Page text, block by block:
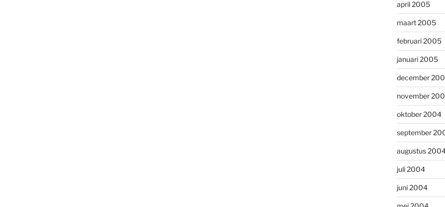
april 2005
maart 2005
februari 2005
januari 2005
december
november
oktober 2004
september
augustus
juli 2004
juni 2004